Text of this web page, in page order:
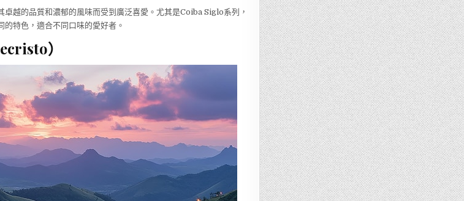
越的品質和濃郁的風味而受到廣泛喜愛。尤其是Coiba Siglo系列，
特色，適合不同口味的愛好者。
）